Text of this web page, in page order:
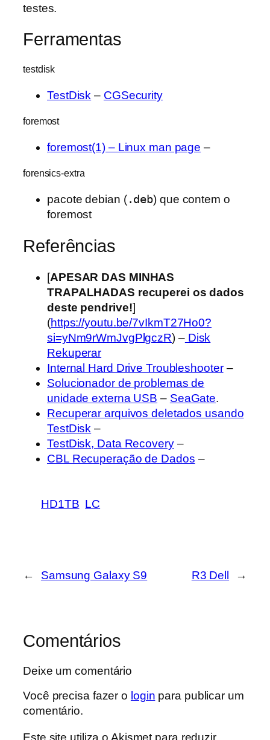
testes.
Ferramentas
testdisk
TestDisk – CGSecurity
foremost
foremost(1) – Linux man page –
forensics-extra
pacote debian (.deb) que contem o
foremost
Referências
[APESAR DAS MINHAS
TRAPALHADAS recuperei os dados
deste pendrive!]
(https://youtu.be/7vIkmT27Ho0?
si=yNm9rWmJvgPlgczR) –Disk
Rekuperar
Internal Hard Drive Troubleshooter–
Solucionador de problemas de
unidade externa USB – SeaGate.
Recuperar arquivos deletados usando
TestDisk –
TestDisk, Data Recovery–
CBL Recuperação de Dados –
HD1TB LC
← Samsung Galaxy S9 R3 Dell →
Comentários
Deixe um comentário
Você precisa fazer o login para publicar um
comentário.
Este site utiliza o Akismet para reduzir